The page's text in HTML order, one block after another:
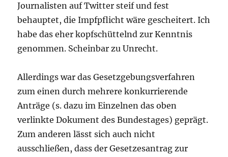
Journalisten auf Twitter steif und fest
behauptet, die Impfpflicht wäre gescheitert. Ich
habe das eher kopfschüttelnd zur Kenntnis
genommen. Scheinbar zu Unrecht.
Allerdings war das Gesetzgebungsverfahren
zum einen durch mehrere konkurrierende
Anträge (s. dazu im Einzelnen das oben
verlinkte Dokument des Bundestages) geprägt.
Zum anderen lässt sich auch nicht
ausschließen, dass der Gesetzesantrag zur